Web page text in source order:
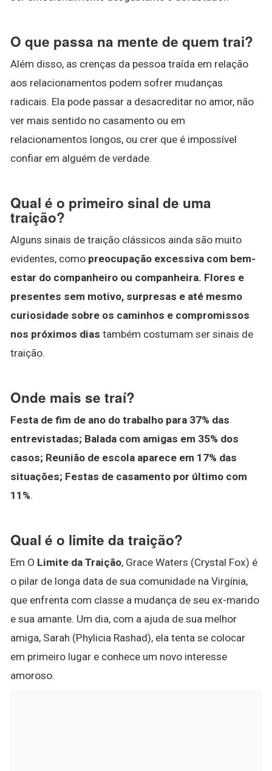
O que passa na mente de quem trai?
Além disso, as crenças da pessoa traída em relação
aos relacionamentos podem sofrer mudanças
radicais. Ela pode passar a desacreditar no amor, não
ver mais sentido no casamento ou em
relacionamentos longos, ou crer que é impossível
confiar em alguém de verdade.
Qual é o primeiro sinal de uma
traição?
Alguns sinais de traição clássicos ainda são muito
evidentes, como preocupação excessiva com bem-
estar do companheiro ou companheira. Flores e
presentes sem motivo, surpresas e até mesmo
curiosidade sobre os caminhos e compromissos
nos próximos dias também costumam ser sinais de
traição.
Onde mais se traí?
Festa de fim de ano do trabalho para 37% das
entrevistadas; Balada com amigas em 35% dos
casos; Reunião de escola aparece em 17% das
situações; Festas de casamento por último com
11%.
Qual é o limite da traição?
Em O Limite da Traição, Grace Waters (Crystal Fox) é
o pilar de longa data de sua comunidade na Virgínia,
que enfrenta com classe a mudança de seu ex-marido
e sua amante. Um dia, com a ajuda de sua melhor
amiga, Sarah (Phylicia Rashad), ela tenta se colocar
em primeiro lugar e conhece um novo interesse
amoroso.